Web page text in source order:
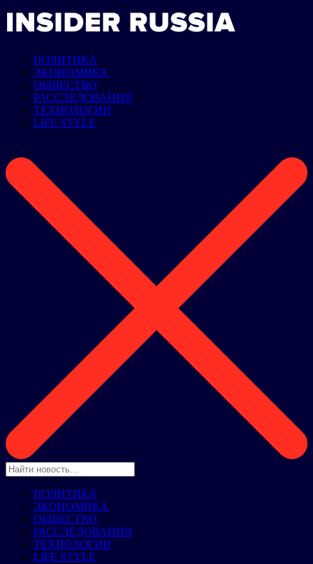
ПОЛИТИКА
ЭКОНОМИКА
ОБЩЕСТВО
РАССЛЕДОВАНИЯ
ТЕХНОЛОГИИ
LIFE STYLE
ПОЛИТИКА
ЭКОНОМИКА
ОБЩЕСТВО
РАССЛЕДОВАНИЯ
ТЕХНОЛОГИИ
LIFE STYLE